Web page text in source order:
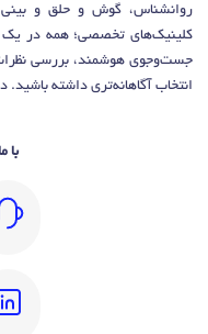
روانشناس، گوش و حلق و بینی
کلینیک‌های تخصصی؛ همه در یک
جست‌وجوی هوشمند، بررسی
انتخاب آگاهانه‌تری داشته باشید.
با